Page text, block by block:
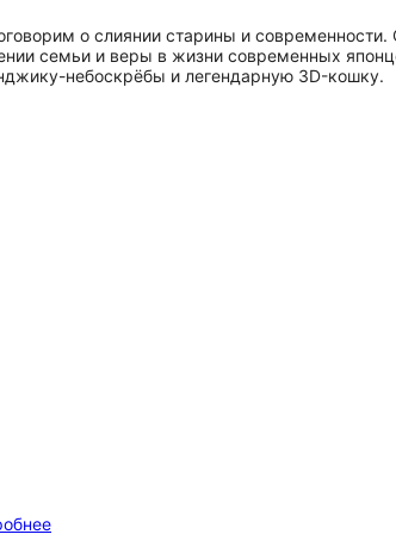
о слиянии старины и
семьи и веры в жизни современных
небоскрёбы и легендарную 3D-кошку.